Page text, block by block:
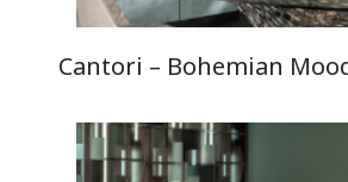
Cantori – Bohemian